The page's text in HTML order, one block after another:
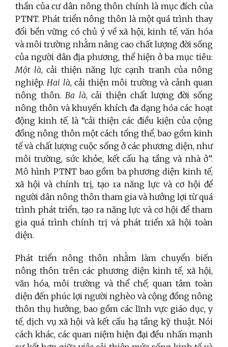
thần của cư dân nông thôn chính là mục đích của
PTNT. Phát triển nông thôn là một quá trình thay
đổi bền vững có chủ ý về xã hội, kinh tế, văn hóa
và môi trường nhằm nâng cao chất lượng đời sống
của người dân địa phương, thể hiện ở ba mục tiêu:
Một là, cải thiện năng lực cạnh tranh của nông
nghiệp. Hai là, cải thiện môi trường và cảnh quan
nông thôn. Ba là, cải thiện chất lượng đời sống
nông thôn và khuyến khích đa dạng hóa các hoạt
động kinh tế, là “cải thiện các điều kiện của cộng
đồng nông thôn một cách tổng thể, bao gồm kinh
tế và chất lượng cuộc sống ở các phương diện, như
môi trường, sức khỏe, kết cấu hạ tầng và nhà ở”.
Mô hình PTNT bao gồm ba phương diện kinh tế,
xã hội và chính trị, tạo ra năng lực và cơ hội để
người dân nông thôn tham gia và hưởng lợi từ quá
trình phát triển, tạo ra năng lực và cơ hội để tham
gia quá trình chính trị và phát triển xã hội toàn
diện.
Phát triển nông thôn nhằm làm chuyển biến
nông thôn trên các phương diện kinh tế, xã hội,
văn hóa, môi trường và thể chế; quan tâm toàn
diện đến phúc lợi người nghèo và cộng đồng nông
thôn thụ hưởng, bao gồm các lĩnh vực giáo dục, y
tế, dịch vụ xã hội và kết cấu hạ tầng kỹ thuật. Nói
cách khác, các quan niệm hiện đại đều nhấn mạnh